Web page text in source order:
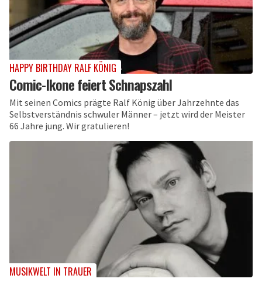
HAPPY BIRTHDAY RALF KÖNIG
Comic-Ikone feiert Schnapszahl
Mit seinen Comics prägte Ralf König über Jahrzehnte das
Selbstverständnis schwuler Männer – jetzt wird der Meister
66 Jahre jung. Wir gratulieren!
MUSIKWELT IN TRAUER